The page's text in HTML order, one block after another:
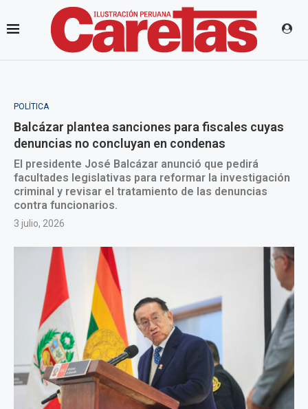
POLÍTICA
Balcázar plantea sanciones para fiscales cuyas
denuncias no concluyan en condenas
El presidente José Balcázar anunció que pedirá
facultades legislativas para reformar la investigación
criminal y revisar el tratamiento de las denuncias
contra funcionarios.
3 julio, 2026